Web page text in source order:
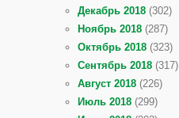
Декабрь 2018 (302)
Ноябрь 2018 (287)
Октябрь 2018 (323)
Сентябрь 2018 (317)
Август 2018 (226)
Июль 2018 (299)